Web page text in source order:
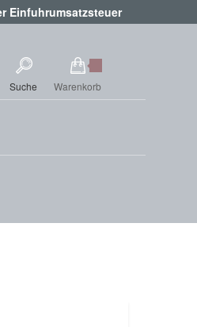
Einfuhrumsatzsteuer
Warenkorb
Suche